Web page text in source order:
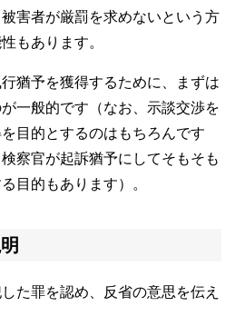
害者が厳罰を求めないという方
もあります。
猶予を獲得するために、まずは
一般的です（なお、示談交渉を
目的とするのはもちろんです
察官が起訴猶予にしてそもそも
目的もあります）。
た罪を認め、反省の意思を伝え